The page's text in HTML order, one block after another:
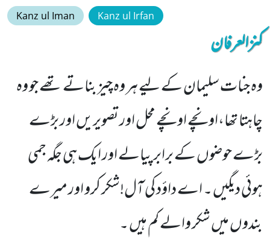
Kanz ul Iman Kanz ul Irfan
کنزالعرفان
وہ جنات سلیمان کے لیے ہر وہ چیز بناتے تھے جو وہ
چاہتا تھا،اونچے اونچے محل اور تصویریں اور بڑے
بڑے حوضوں کے برابر پیالے اور ایک ہی جگہ جمی
ہوئی دیگیں ۔ اے داؤد کی آل!شکر کرو اور میرے
بندوں میں شکر والے کم ہیں ۔